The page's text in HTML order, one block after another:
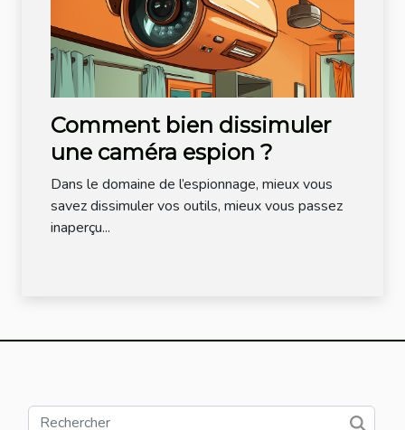
Comment bien dissimuler
une caméra espion ?
Dans le domaine de l’espionnage, mieux vous
savez dissimuler vos outils, mieux vous passez
inaperçu...